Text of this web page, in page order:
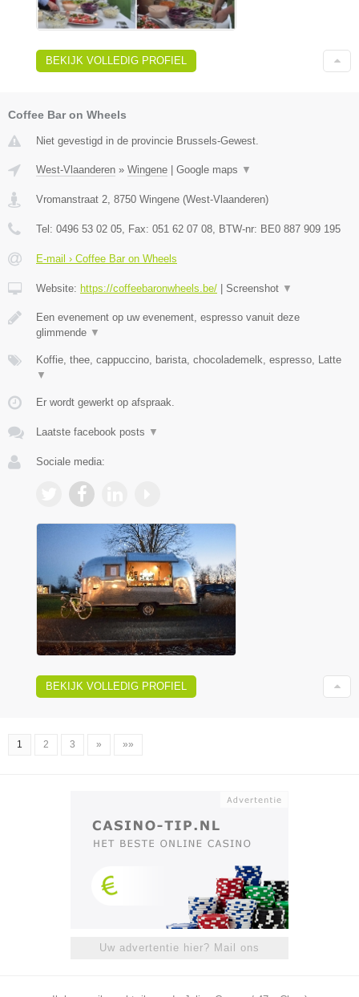
BEKIJK VOLLEDIG PROFIEL
Coffee Bar on Wheels
Niet gevestigd in de provincie Brussels-Gewest.
West-Vlaanderen » Wingene | Google maps ▼
Vromanstraat 2 8750 Wingene (West-Vlaanderen)
Tel: 0496 53 02 05 , Fax: 051 62 07 08 , BTW-nr: BE0 887 909 195
E-mail › Coffee Bar on Wheels
Website: https://coffeebaronwheels.be/ | Screenshot ▼
Een evenement op uw evenement, espresso vanuit deze
glimmende ▼
Koffie, thee, cappuccino, barista, chocolademelk, espresso, Latte
▼
Er wordt gewerkt op afspraak.
Laatste facebook posts ▼
Sociale media:
BEKIJK VOLLEDIG PROFIEL
1 2 3 » »»
Uw advertentie hier? Mail ons